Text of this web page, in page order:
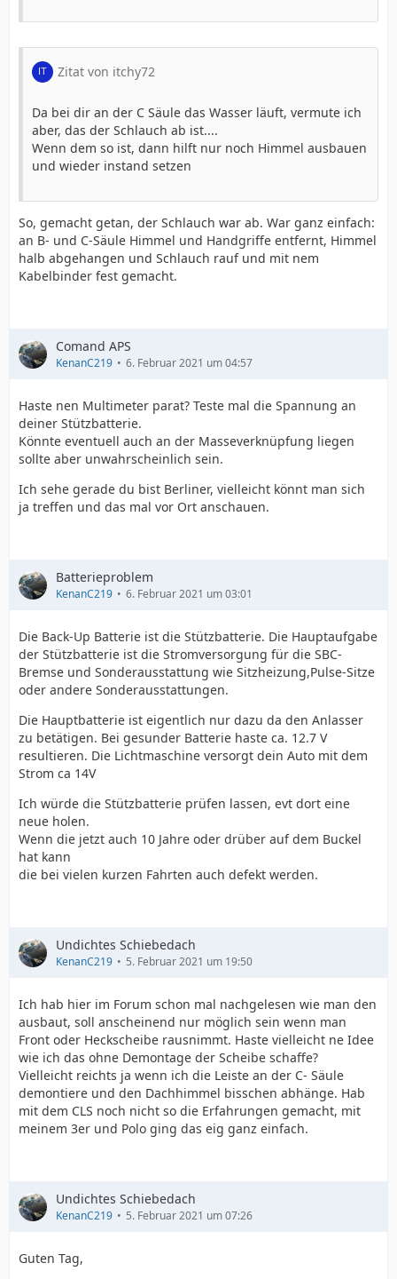
Zitat von itchy72
Da bei dir an der C Säule das Wasser läuft, vermute ich
aber, das der Schlauch ab ist....
Wenn dem so ist, dann hilft nur noch Himmel ausbauen
und wieder instand setzen
So, gemacht getan, der Schlauch war ab. War ganz einfach:
an B- und C-Säule Himmel und Handgriffe entfernt, Himmel
halb abgehangen und Schlauch rauf und mit nem
Kabelbinder fest gemacht.
Comand APS
KenanC219 6. Februar 2021 um 04:57
Haste nen Multimeter parat? Teste mal die Spannung an
deiner Stützbatterie.
Könnte eventuell auch an der Masseverknüpfung liegen
sollte aber unwahrscheinlich sein.
Ich sehe gerade du bist Berliner, vielleicht könnt man sich
ja treffen und das mal vor Ort anschauen.
Batterieproblem
KenanC219 6. Februar 2021 um 03:01
Die Back-Up Batterie ist die Stützbatterie. Die Hauptaufgabe
der Stützbatterie ist die Stromversorgung für die SBC-
Bremse und Sonderausstattung wie Sitzheizung,Pulse-Sitze
oder andere Sonderausstattungen.
Die Hauptbatterie ist eigentlich nur dazu da den Anlasser
zu betätigen. Bei gesunder Batterie haste ca. 12.7 V
resultieren. Die Lichtmaschine versorgt dein Auto mit dem
Strom ca 14V
Ich würde die Stützbatterie prüfen lassen, evt dort eine
neue holen.
Wenn die jetzt auch 10 Jahre oder drüber auf dem Buckel
hat kann
die bei vielen kurzen Fahrten auch defekt werden.
Undichtes Schiebedach
KenanC219 5. Februar 2021 um 19:50
Ich hab hier im Forum schon mal nachgelesen wie man den
ausbaut, soll anscheinend nur möglich sein wenn man
Front oder Heckscheibe rausnimmt. Haste vielleicht ne Idee
wie ich das ohne Demontage der Scheibe schaffe?
Vielleicht reichts ja wenn ich die Leiste an der C- Säule
demontiere und den Dachhimmel bisschen abhänge. Hab
mit dem CLS noch nicht so die Erfahrungen gemacht, mit
meinem 3er und Polo ging das eig ganz einfach.
Undichtes Schiebedach
KenanC219 5. Februar 2021 um 07:26
Guten Tag,